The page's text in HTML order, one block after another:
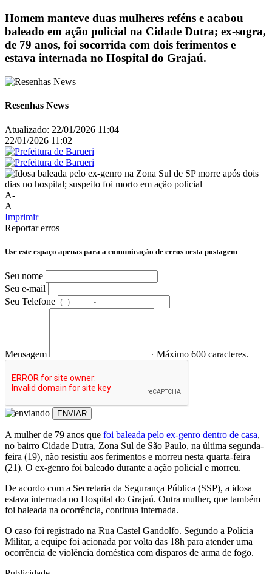
Homem manteve duas mulheres reféns e acabou
baleado em ação policial na Cidade Dutra; ex-sogra,
de 79 anos, foi socorrida com dois ferimentos e
estava internada no Hospital do Grajaú.
Resenhas News
Atualizado: 22/01/2026 11:04
22/01/2026 11:02
A-
A+
Imprimir
Reportar erros
Use este espaço apenas para a comunicação de erros nesta postagem
Seu nome
Seu e-mail
Seu Telefone
Mensagem Máximo 600 caracteres.
ENVIAR
A mulher de 79 anos que foi baleada pelo ex-genro dentro de casa,
no bairro Cidade Dutra, Zona Sul de São Paulo, na última segunda-
feira (19), não resistiu aos ferimentos e morreu nesta quarta-feira
(21). O ex-genro foi baleado durante a ação policial e morreu.
De acordo com a Secretaria da Segurança Pública (SSP), a idosa
estava internada no Hospital do Grajaú. Outra mulher, que também
foi baleada na ocorrência, continua internada.
O caso foi registrado na Rua Castel Gandolfo. Segundo a Polícia
Militar, a equipe foi acionada por volta das 18h para atender uma
ocorrência de violência doméstica com disparos de arma de fogo.